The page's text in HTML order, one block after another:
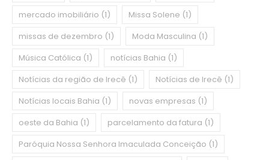
mercado imobiliário (1) Missa Solene (1)
missas de dezembro (1) Moda Masculina (1)
Música Católica (1) notícias Bahia (1)
Notícias da região de Irecê (1) Notícias de Irecê (1)
Notícias locais Bahia (1) novas empresas (1)
oeste da Bahia (1) parcelamento da fatura (1)
Paróquia Nossa Senhora Imaculada Conceição (1)